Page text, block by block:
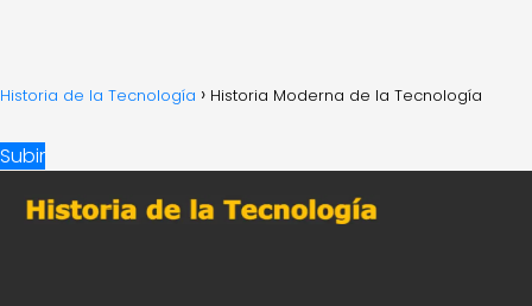
Historia de la Tecnología Historia Moderna de la Tecnología
Subir